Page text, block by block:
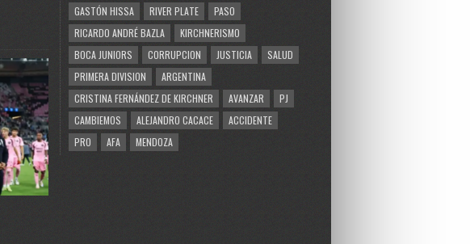
GASTÓN HISSA
RIVER PLATE
PASO
RICARDO ANDRÉ BAZLA
KIRCHNERISMO
BOCA JUNIORS
CORRUPCION JUSTICIA
SALUD
PRIMERA DIVISION
ARGENTINA
CRISTINA FERNÁNDEZ DE KIRCHNER
AVANZAR
PJ
CAMBIEMOS
ALEJANDRO CACACE
ACCIDENTE
PRO
AFA MENDOZA